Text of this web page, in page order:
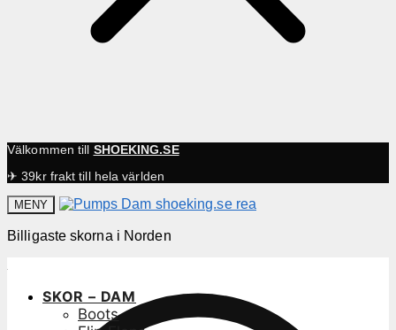
Välkommen till SHOEKING.SE
✈ 39kr frakt till hela världen
MENY
Billigaste skorna i Norden
SKOR – DAM
Boots